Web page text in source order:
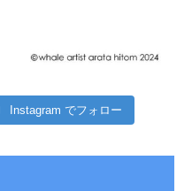
Instagram でフォロー